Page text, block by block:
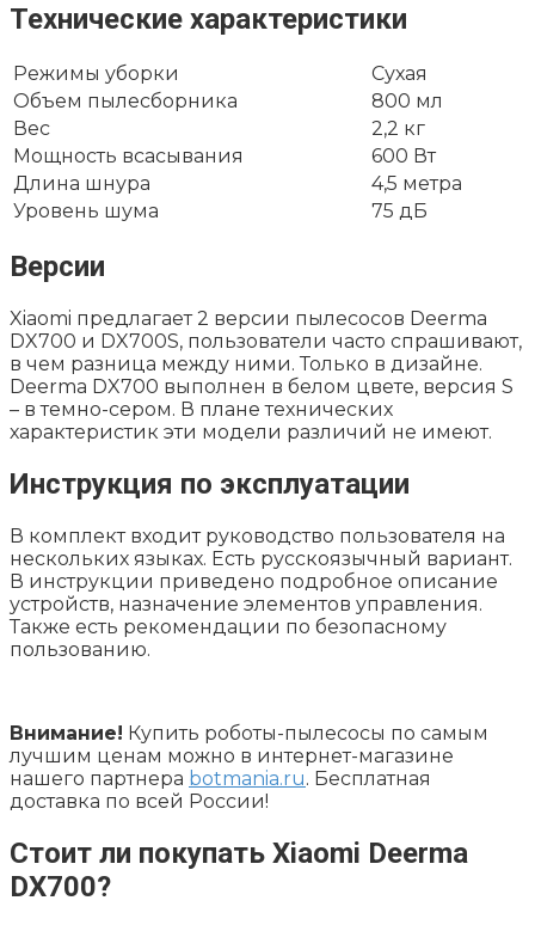
Технические характеристики
Режимы уборки
Сухая
Объем пылесборника
800 мл
Вес
2,2 кг
Мощность всасывания
600 Вт
Длина шнура
4,5 метра
Уровень шума
75 дБ
Версии
Xiaomi предлагает 2 версии пылесосов Deerma
DX700 и DX700S, пользователи часто спрашивают,
в чем разница между ними. Только в дизайне.
Deerma DX700 выполнен в белом цвете, версия S
– в темно-сером. В плане технических
характеристик эти модели различий не имеют.
Инструкция по эксплуатации
В комплект входит руководство пользователя на
нескольких языках. Есть русскоязычный вариант.
В инструкции приведено подробное описание
устройств, назначение элементов управления.
Также есть рекомендации по безопасному
пользованию.
Внимание! Купить роботы-пылесосы по самым
лучшим ценам можно в интернет-магазине
нашего партнера botmania.ru. Бесплатная
доставка по всей России!
Стоит ли покупать Xiaomi Deerma
DX700?